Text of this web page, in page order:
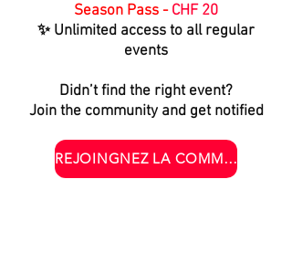
Season Pass - CHF 20
✨ Unlimited access to all regular
events
Didn’t find the right event?
Join the community and get notified
REJOINGNEZ LA COMMUNAUTÉ